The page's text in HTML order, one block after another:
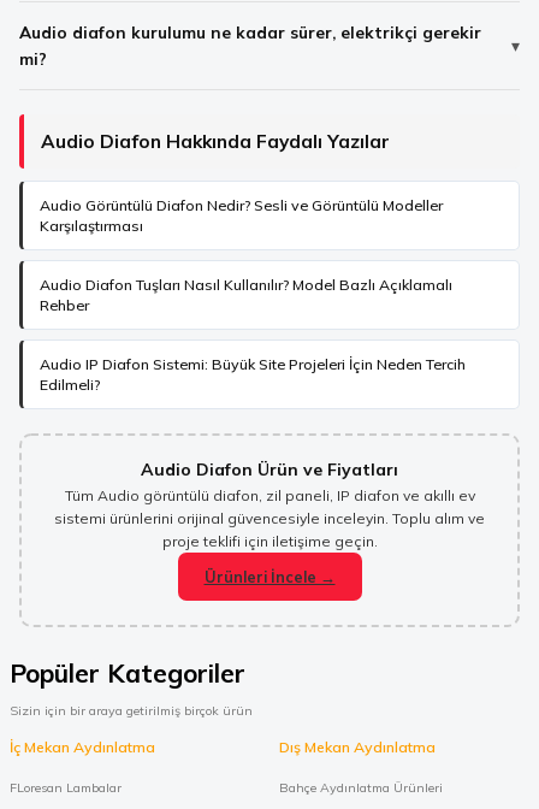
Audio diafon kurulumu ne kadar sürer, elektrikçi gerekir
mi?
Audio Diafon Hakkında Faydalı Yazılar
Audio Görüntülü Diafon Nedir? Sesli ve Görüntülü Modeller
Karşılaştırması
Audio Diafon Tuşları Nasıl Kullanılır? Model Bazlı Açıklamalı
Rehber
Audio IP Diafon Sistemi: Büyük Site Projeleri İçin Neden Tercih
Edilmeli?
Audio Diafon Ürün ve Fiyatları
Tüm Audio görüntülü diafon, zil paneli, IP diafon ve akıllı ev
sistemi ürünlerini orijinal güvencesiyle inceleyin. Toplu alım ve
proje teklifi için iletişime geçin.
Ürünleri İncele →
Popüler Kategoriler
Sizin için bir araya getirilmiş birçok ürün
İç Mekan Aydınlatma
FLoresan Lambalar
Dış Mekan Aydınlatma
Bahçe Aydınlatma Ürünleri